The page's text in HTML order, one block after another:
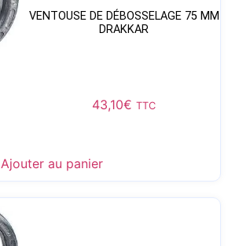
VENTOUSE DE DÉBOSSELAGE 75 MM
DRAKKAR
43,10€ TTC
Ajouter au panier